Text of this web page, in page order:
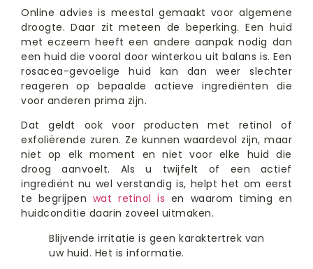
Online advies is meestal gemaakt voor algemene
droogte. Daar zit meteen de beperking. Een huid
met eczeem heeft een andere aanpak nodig dan
een huid die vooral door winterkou uit balans is. Een
rosacea-gevoelige huid kan dan weer slechter
reageren op bepaalde actieve ingrediënten die
voor anderen prima zijn.
Dat geldt ook voor producten met retinol of
exfoliërende zuren. Ze kunnen waardevol zijn, maar
niet op elk moment en niet voor elke huid die
droog aanvoelt. Als u twijfelt of een actief
ingrediënt nu wel verstandig is, helpt het om eerst
te begrijpen wat retinol is en waarom timing en
huidconditie daarin zoveel uitmaken.
Blijvende irritatie is geen karaktertrek van
uw huid. Het is informatie.